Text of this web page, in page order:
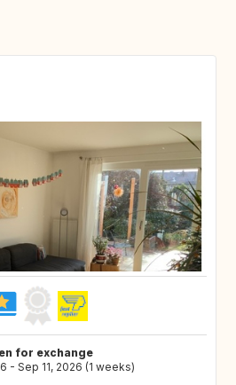
for exchange
- Sep 11, 2026 (1 weeks)